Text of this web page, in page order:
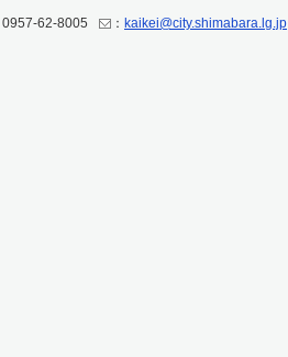
0957-62-8005 ： kaikei@city.shimabara.lg.jp